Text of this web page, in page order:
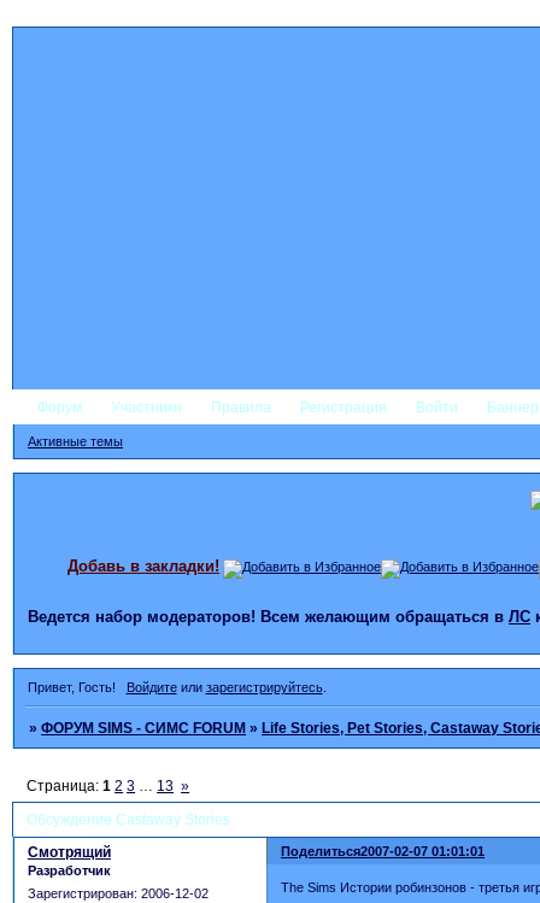
Форум Участники Правила Регистрация Войти
Активные темы
Добавь в закладки!
Ведется набор модераторов! Всем желающим обращаться в ЛС
Привет, Гость! Войдитеили зарегистрируйтесь.
»ФОРУМ SIMS - СИМС FORUM »Life Stories, Pet Stories, Castaway
Обсуждение Castaway Stories
Страница:1 2 3 … 13 »
Поделиться2007-02-07 01:01:01
Смотрящий
Разработчик
Зарегистрирован: 2006-12-02
The Sims Истории робинзонов - третья